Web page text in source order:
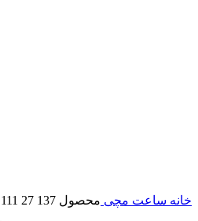
خانه ساعت مچی محصول LB 111 27 137